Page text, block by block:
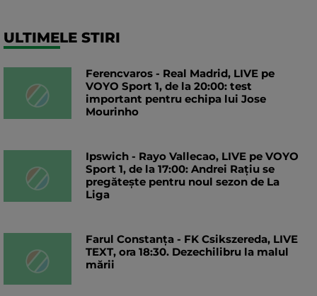
ULTIMELE STIRI
Ferencvaros - Real Madrid, LIVE pe
VOYO Sport 1, de la 20:00: test
important pentru echipa lui Jose
Mourinho
Ipswich - Rayo Vallecao, LIVE pe VOYO
Sport 1, de la 17:00: Andrei Rațiu se
pregătește pentru noul sezon de La
Liga
Farul Constanța - FK Csikszereda, LIVE
TEXT, ora 18:30. Dezechilibru la malul
mării